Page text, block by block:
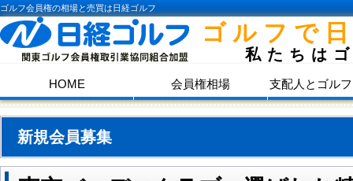
ゴルフ会員権の相場と売買は日経ゴルフ
ゴルフで
私たちは
HOME 会員権相場 支配人とゴル
新規会員募集